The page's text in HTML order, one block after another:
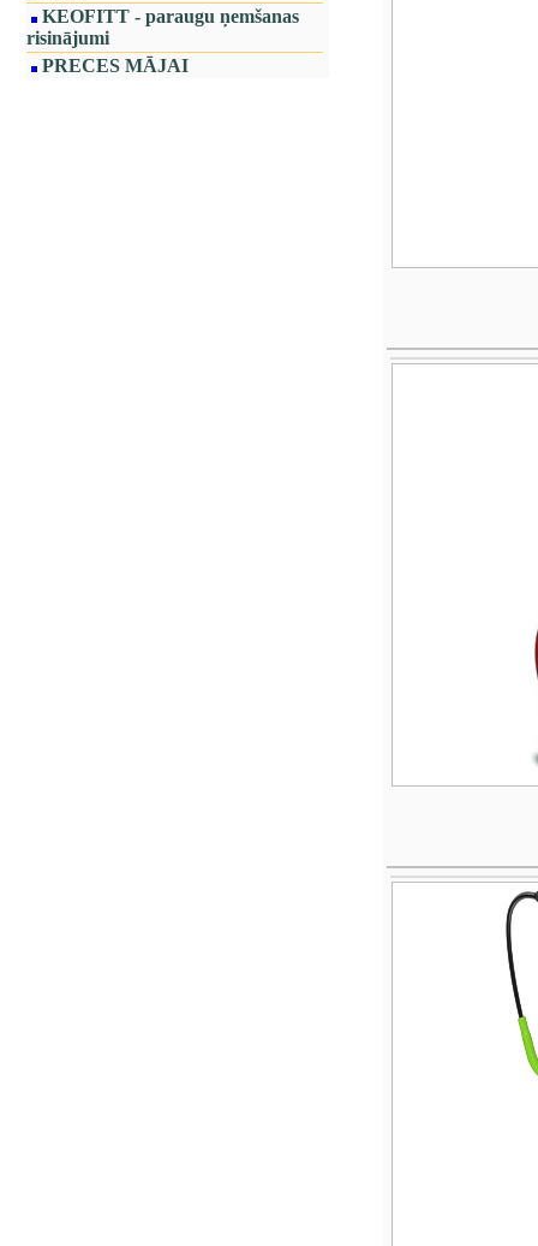
KEOFITT - paraugu ņemšanas
risinājumi
PRECES MĀJAI